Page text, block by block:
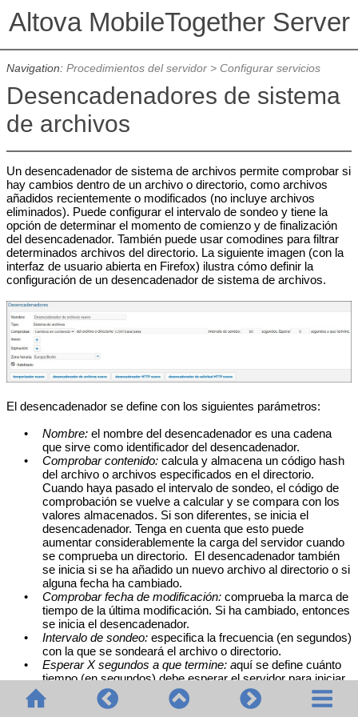
Altova MobileTogether Server
Navigation: Procedimientos del servidor> Configurar servicios
Desencadenadores de sistema
de archivos
Un desencadenador de sistema de archivos permite comprobar si
hay cambios dentro de un archivo o directorio, como archivos
añadidos recientemente o modificados (no incluye archivos
eliminados). Puede configurar el intervalo de sondeo y tiene la
opción de determinar el momento de comienzo y de finalización
del desencadenador. También puede usar comodines para filtrar
determinados archivos del directorio. La siguiente imagen (con la
interfaz de usuario abierta en Firefox) ilustra cómo definir la
configuración de un desencadenador de sistema de archivos.
El desencadenador se define con los siguientes parámetros:
•
Nombre:el nombre del desencadenador es una cadena
que sirve como identificador del desencadenador.
•
Comprobar contenido: calcula y almacena un código hash
del archivo o archivos especificados en el directorio.
Cuando haya pasado el intervalo de sondeo, el código de
comprobación se vuelve a calcular y se compara con los
valores almacenados. Si son diferentes, se inicia el
desencadenador. Tenga en cuenta que esto puede
aumentar considerablemente la carga del servidor cuando
se comprueba un directorio. El desencadenador también
se inicia si se ha añadido un nuevo archivo al directorio o si
alguna fecha ha cambiado.
•
Comprobar fecha de modificación:comprueba la marca de
tiempo de la última modificación. Si ha cambiado, entonces
se inicia el desencadenador.
•
Intervalo de sondeo: especifica la frecuencia (en segundos)
con la que se sondeará el archivo o directorio.
•
Esperar X segundos a que termine: aquí se define cuánto
tiempo (en segundos) debe esperar el servidor para iniciar
el siguiente servicio.
•
Inicio, Expiración (opcional):define, respectivamente, la